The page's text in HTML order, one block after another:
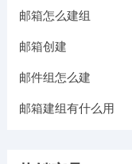
邮箱怎么建组
邮箱创建
邮件组怎么建
邮箱建组有什么用